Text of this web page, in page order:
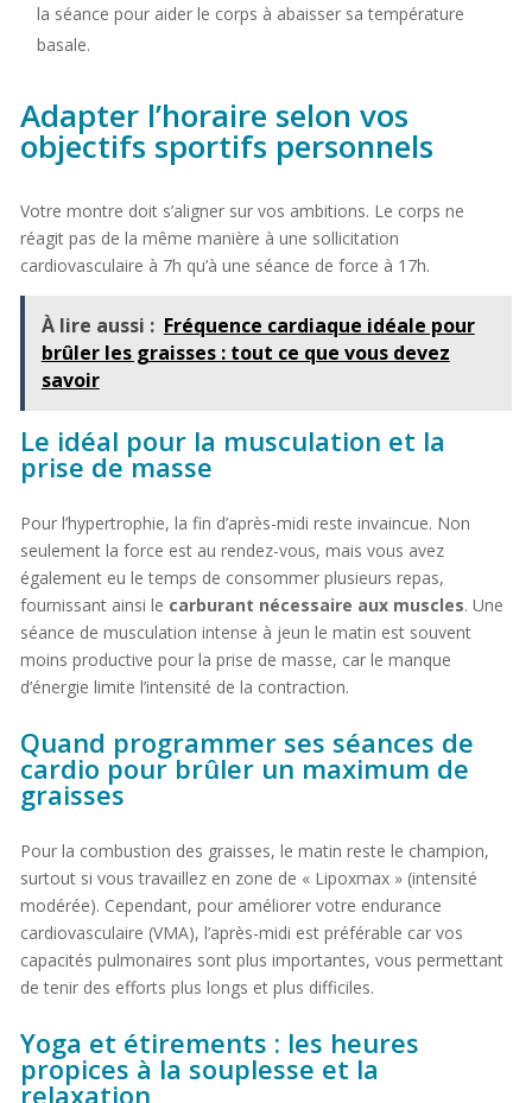
la séance pour aider le corps à abaisser sa température
basale.
Adapter l’horaire selon vos
objectifs sportifs personnels
Votre montre doit s’aligner sur vos ambitions. Le corps ne
réagit pas de la même manière à une sollicitation
cardiovasculaire à 7h qu’à une séance de force à 17h.
À lire aussi : Fréquence cardiaque idéale pour
brûler les graisses : tout ce que vous devez
savoir
Le idéal pour la musculation et la
prise de masse
Pour l’hypertrophie, la fin d’après-midi reste invaincue. Non
seulement la force est au rendez-vous, mais vous avez
également eu le temps de consommer plusieurs repas,
fournissant ainsi le carburant nécessaire aux muscles. Une
séance de musculation intense à jeun le matin est souvent
moins productive pour la prise de masse, car le manque
d’énergie limite l’intensité de la contraction.
Quand programmer ses séances de
cardio pour brûler un maximum de
graisses
Pour la combustion des graisses, le matin reste le champion,
surtout si vous travaillez en zone de « Lipoxmax » (intensité
modérée). Cependant, pour améliorer votre endurance
cardiovasculaire (VMA), l’après-midi est préférable car vos
capacités pulmonaires sont plus importantes, vous permettant
de tenir des efforts plus longs et plus difficiles.
Yoga et étirements : les heures
propices à la souplesse et la
relaxation